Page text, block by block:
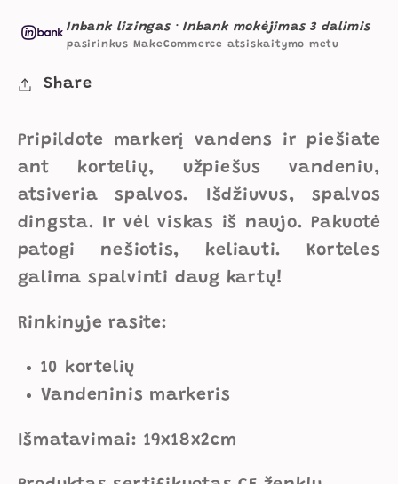
DŽIUNGLĖSDŽIUNGLĖS
Inbank lizingas ·Inbank mokėjimas 3 dalimis
pasirinkus MakeCommerce atsiskaitymo metu
Share
Pripildote markerį vandens ir piešiate
ant kortelių, užpiešus vandeniu,
atsiveria spalvos. Išdžiuvus, spalvos
dingsta. Ir vėl viskas iš naujo. Pakuotė
patogi nešiotis, keliauti. Korteles
galima spalvinti daug kartų!
Rinkinyje rasite:
10 kortelių
Vandeninis markeris
Išmatavimai: 19x18x2cm